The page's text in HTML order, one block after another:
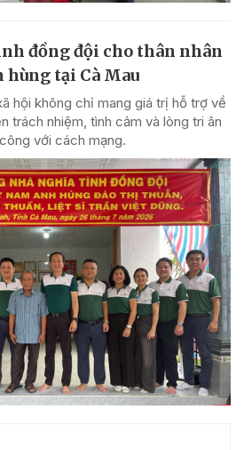
đồng đội cho thân nhân
hùng tại Cà Mau
hội không chỉ mang giá trị hỗ trợ về
trách nhiệm, tình cảm và lòng tri ân
với cách mạng.